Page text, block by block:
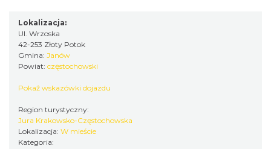
Koncert finałowy Letniego Jurajskiego
Festiwalu Muzycznego 2026
Częstochowa
Lokalizacja:
Ul. Wrzoska
42-253 Złoty Potok
Gmina: Janów
Powiat: częstochowski
Pokaż wskazówki dojazdu
Region turystyczny:
Jura Krakowsko-Częstochowska
Lokalizacja: W mieście
Kategoria: